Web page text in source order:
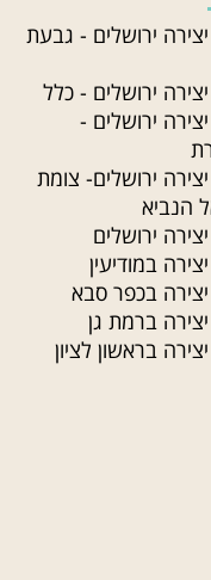
ירושלים - גבעת
ירושלים - כלל
ירושלים -
ירושלים- צומת
הנביא
ירושלים
במודיעין
בכפר סבא
ברמת גן
בראשון לציון